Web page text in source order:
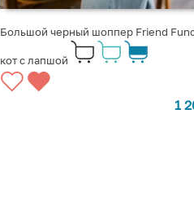
Большой черный шоппер Friend
кот с лапшой
1